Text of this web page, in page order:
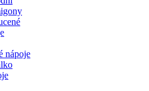
nápoje